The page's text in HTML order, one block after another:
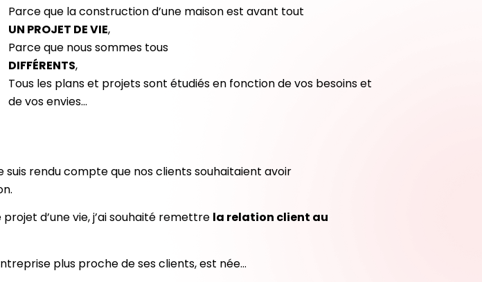
Parce que la construction d’une maison est avant tout
UN PROJET DE VIE,
Parce que nous sommes tous
DIFFÉRENTS,
Tous les plans et projets sont étudiés en fonction de vos besoins et
de vos envies…
suis rendu compte que nos clients souhaitaient avoir
d’une vie, j’ai souhaité remettre la relation client au
plus proche de ses clients, est née…